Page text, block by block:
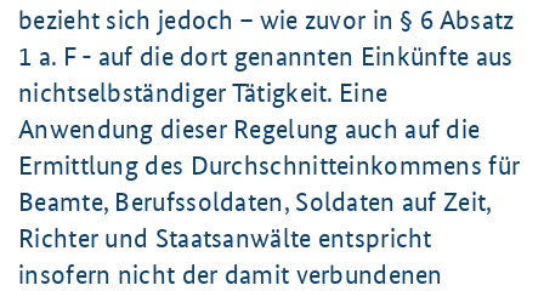
bezieht sich jedoch – wie zuvor in § 6 Absatz
1 a. F - auf die dort genannten Einkünfte aus
nichtselbständiger Tätigkeit. Eine
Anwendung dieser Regelung auch auf die
Ermittlung des Durchschnitteinkommens für
Beamte, Berufssoldaten, Soldaten auf Zeit,
Richter und Staatsanwälte entspricht
insofern nicht der damit verbundenen